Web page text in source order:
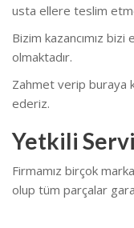
usta ellere teslim
Bizim kazancımız
olmaktadır.
Zahmet verip buraya
ederiz.
Yetkili
Firmamız birçok
olup tüm parçalar